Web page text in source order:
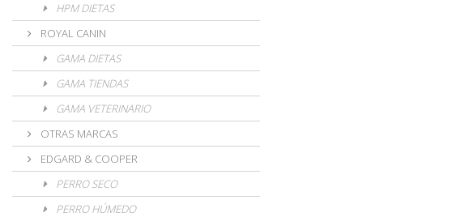
HPM DIETAS
ROYAL CANIN
GAMA DIETAS
GAMA TIENDAS
GAMA VETERINARIO
OTRAS MARCAS
EDGARD & COOPER
PERRO SECO
PERRO HÚMEDO